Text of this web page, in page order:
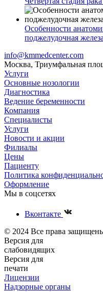
Особенности
поджелудочная
info@kmmedcenter.com
Москва, Триумфальная
Услуги
Основные нозологии
Диагностика
Ведение беременности
Компания
Специалисты
Услуги
Новости и акции
Филиалы
Цены
Пациенту
Политика
Оформление
Мы в соцсетях
Вконтакте
© 2024 Все права
Версия для
слабовидящих
Версия для
печати
Лицензии
Надзорные органы